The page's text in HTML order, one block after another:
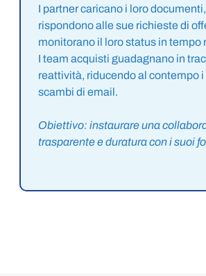
I partner caricano i loro documenti,
rispondono alle sue richieste di
monitorano il loro status in tempo
I team acquisti guadagnano in
reattività, riducendo al contempo i
scambi di email.
Obiettivo: instaurare una
trasparente e duratura con i suoi